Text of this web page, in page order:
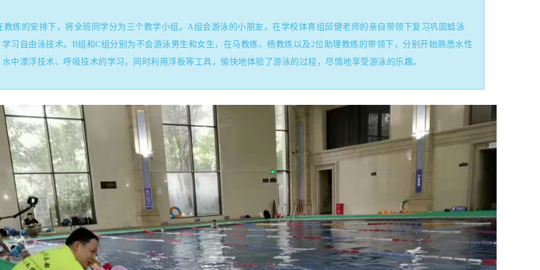
教练的安排下，将全班同学分为三个教学小组。A组会游泳的小朋友，在学校体育组邱健老师的亲自带领下复习巩固蛙泳
学习自由泳技术。B组和C组分别为不会游泳男生和女生，在马教练、杨教练以及2位助理教练的带领下，分别开始熟悉水性
中漂浮技术、呼吸技术的学习。
同时利用浮板等工具，愉快地体验了游泳的过程，尽情地享受游泳的乐趣。